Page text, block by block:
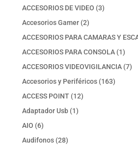
ACCESORIOS DE VIDEO 33
Accesorios Gamer 22
productos
ACCESORIOS PARA CAMARAS Y
ACCESORIOS PARA CONSOLA 11
ACCESORIOS VIDEOVIGILANCIA 77
Accesorios y Periféricos 163163
ACCESS POINT 1212
Adaptador Usb 11
AIO 66
productos
Audifonos 2828